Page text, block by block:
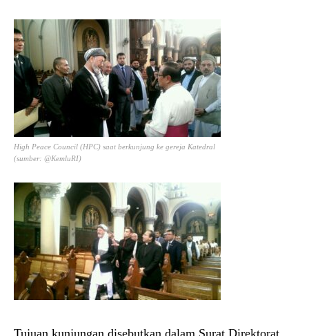
High Peace Council (HPC) saat berkunjung ke gereja Katedral
(sumber: @KemluRI)